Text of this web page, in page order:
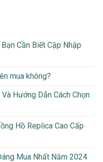
Cần Biết Cập Nhập
mua không?
Hướng Dẫn Cách Chọn
Hồ Replica Cao Cấp
Mua Nhất Năm 2024